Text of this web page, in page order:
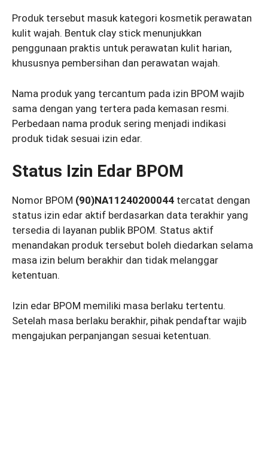
Produk tersebut masuk kategori kosmetik perawatan
kulit wajah. Bentuk clay stick menunjukkan
penggunaan praktis untuk perawatan kulit harian,
khususnya pembersihan dan perawatan wajah.
Nama produk yang tercantum pada izin BPOM wajib
sama dengan yang tertera pada kemasan resmi.
Perbedaan nama produk sering menjadi indikasi
produk tidak sesuai izin edar.
Status Izin Edar BPOM
Nomor BPOM (90)NA11240200044 tercatat dengan
status izin edar aktif berdasarkan data terakhir yang
tersedia di layanan publik BPOM. Status aktif
menandakan produk tersebut boleh diedarkan selama
masa izin belum berakhir dan tidak melanggar
ketentuan.
Izin edar BPOM memiliki masa berlaku tertentu.
Setelah masa berlaku berakhir, pihak pendaftar wajib
mengajukan perpanjangan sesuai ketentuan.